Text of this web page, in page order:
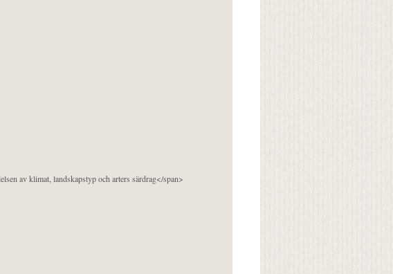
av klimat, landskapstyp och arters särdrag</span>